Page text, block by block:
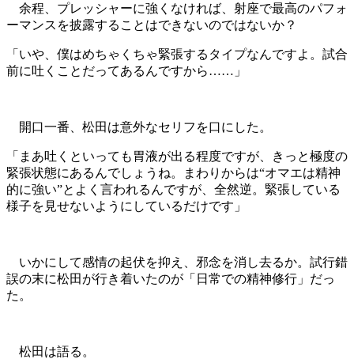
余程、プレッシャーに強くなければ、射座で最高のパフォ
ーマンスを披露することはできないのではないか？
「いや、僕はめちゃくちゃ緊張するタイプなんですよ。試合
前に吐くことだってあるんですから……」
開口一番、松田は意外なセリフを口にした。
「まあ吐くといっても胃液が出る程度ですが、きっと極度の
緊張状態にあるんでしょうね。まわりからは“オマエは精神
的に強い”とよく言われるんですが、全然逆。緊張している
様子を見せないようにしているだけです」
いかにして感情の起伏を抑え、邪念を消し去るか。試行錯
誤の末に松田が行き着いたのが「日常での精神修行」だっ
た。
松田は語る。